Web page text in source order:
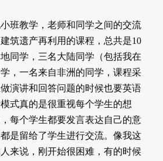
班教学，老师和同学之间的交流
筑遗产再利用的课程，总共是10
同学，三名大陆同学（包括我在
，一名来自非洲的同学，课程采
演讲和回答问题的时候也要英语
式真的是很重视每个学生的想
每个学生都要发言表达自己的意
是留给了学生进行交流。像我这
来说，刚开始很困难，有的时候